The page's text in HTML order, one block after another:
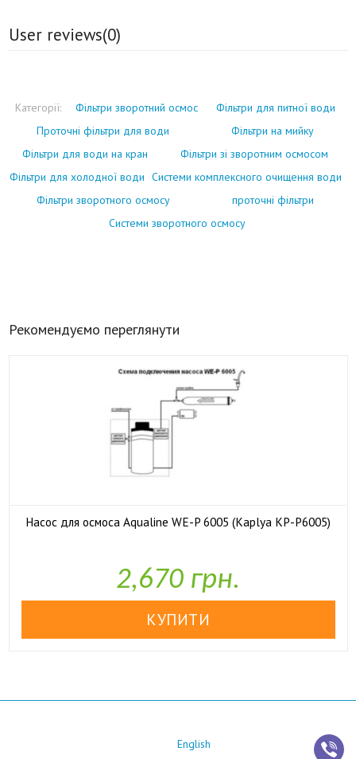
User reviews(0)
Категорії: Фільтри зворотний осмос
Фільтри для питної води
Проточні фільтри для води
Фільтри на мийку
Фільтри для води на кран
Фільтри зі зворотним осмосом
Фільтри для холодної води Системи комплексного очищення води
Фільтри зворотного осмосу
проточні фільтри
Системи зворотного осмосу
Рекомендуємо переглянути
Насос для осмоса Aqualine WE-P 6005 (Kaplya KP-P6005)
2,670 грн.
English